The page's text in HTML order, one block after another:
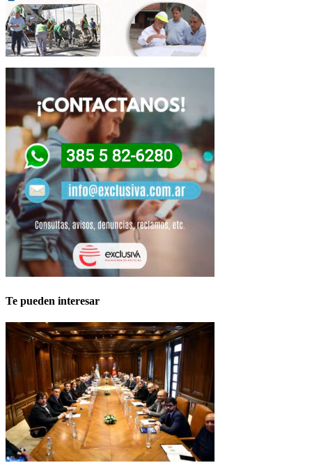
Te pueden interesar